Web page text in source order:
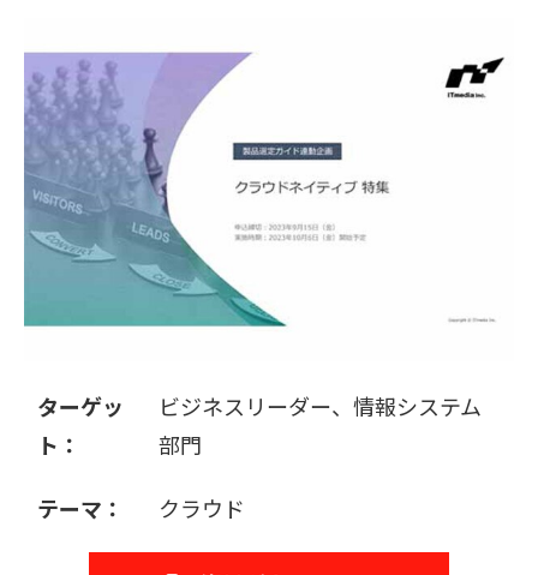
オンライン展示会/協賛ウェビナー
導入事例
セミナー情報/ブログ
販売パートナー募集
ターゲッ
ト：
ビジネスリーダー、情報システム
部門
テーマ： クラウド